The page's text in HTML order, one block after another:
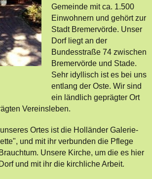
Gemeinde mit ca. 1.500
Einwohnern und gehört zur
Stadt Bremervörde. Unser
Dorf liegt an der
Bundesstraße 74 zwischen
Bremervörde und Stade.
Sehr idyllisch ist es bei uns
entlang der Oste. Wir sind
ein ländlich geprägter Ort
Vereinsleben.
Ortes ist die Holländer Galerie-
und mit ihr verbunden die Pflege
Unsere Kirche, um die es hier
und mit ihr die kirchliche Arbeit.